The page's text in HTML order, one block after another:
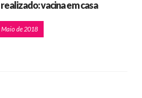
vacina em casa
Maio de 2018